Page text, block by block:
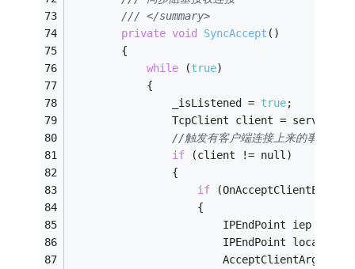
/// </summary>
private void SyncAccept ()
        {
while (true)
            {
                _isListened =
true;
TcpClient client =
//触发有客户端连接上来的事件
if (client != null)
                {
if
                    {
IPEndPoint iep =
IPEndPoint
AcceptClientArgs e